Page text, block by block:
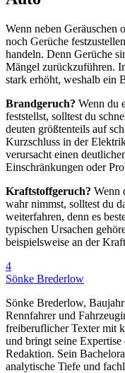
Wenn neben Geräuschen
noch Gerüche
handeln. Denn Gerüche
Mängel zurückzuführen.
stark erhöht, weshalb ein
Brandgeruch? Wenn du
feststellst, solltest du
deuten größtenteils auf
Kurzschluss in der
verursacht einen
Einschränkungen oder
Kraftstoffgeruch? Wenn
wahr nimmst, solltest du
weiterfahren, denn es
typischen Ursachen
beispielsweise an der
4
Sönke Brederlow
Sönke Brederlow,
Rennfahrer und
freiberuflicher Texter mit
und bringt seine
Redaktion. Sein
analytische Tiefe und